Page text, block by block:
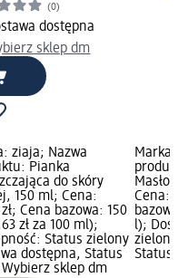
(0)
dostępna
sklep dm
ziaja; Nazwa
Pianka
do skóry
150 ml; Cena:
Cena bazowa: 150
zł za 100 ml);
Status zielony
dostępna, Status
sklep dm
Marka:
Masło
Cena:
bazowa:
l);
zielony
Status